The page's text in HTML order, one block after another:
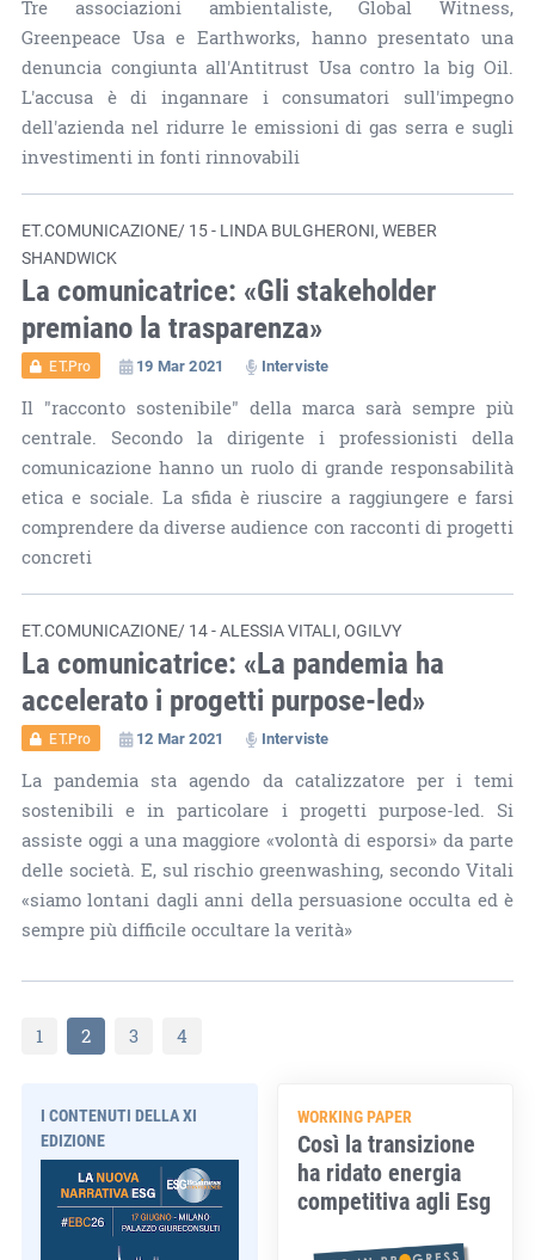
Tre associazioni ambientaliste, Global Witness,
Greenpeace Usa e Earthworks, hanno presentato una
denuncia congiunta all'Antitrust Usa contro la big Oil.
L'accusa è di ingannare i consumatori sull'impegno
dell'azienda nel ridurre le emissioni di gas serra e sugli
investimenti in fonti rinnovabili
ET.COMUNICAZIONE/ 15 - LINDA BULGHERONI, WEBER
SHANDWICK
La comunicatrice: «Gli stakeholder
premiano la trasparenza»
ET.Pro 19 Mar 2021 Interviste
Il "racconto sostenibile" della marca sarà sempre più
centrale. Secondo la dirigente i professionisti della
comunicazione hanno un ruolo di grande responsabilità
etica e sociale. La sfida è riuscire a raggiungere e farsi
comprendere da diverse audience con racconti di progetti
concreti
ET.COMUNICAZIONE/ 14 - ALESSIA VITALI, OGILVY
La comunicatrice: «La pandemia ha
accelerato i progetti purpose-led»
ET.Pro 12 Mar 2021 Interviste
La pandemia sta agendo da catalizzatore per i temi
sostenibili e in particolare i progetti purpose-led. Si
assiste oggi a una maggiore «volontà di esporsi» da parte
delle società. E, sul rischio greenwashing, secondo Vitali
«siamo lontani dagli anni della persuasione occulta ed è
sempre più difficile occultare la verità»
1 2 3 4
I CONTENUTI DELLA XI
EDIZIONE
WORKING PAPER
Così la transizione
ha ridato energia
competitiva agli Esg